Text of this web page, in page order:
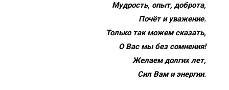
Мудрость, опыт, доброта,
Почёт и уважение.
Только так можем сказать,
О Вас мы без сомнения!
Желаем долгих лет,
Сил Вам и энергии.